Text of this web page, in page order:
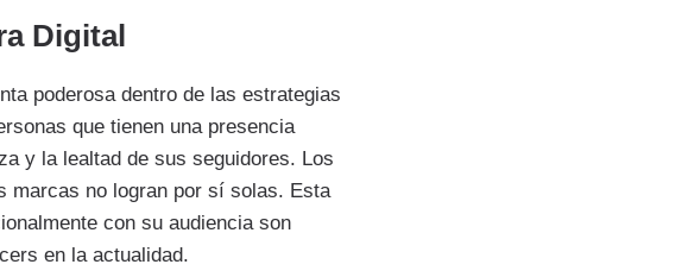
Digital
poderosa dentro de las estrategias
que tienen una presencia
y la lealtad de sus seguidores. Los
marcas no logran por sí solas. Esta
con su audiencia son
en la actualidad.